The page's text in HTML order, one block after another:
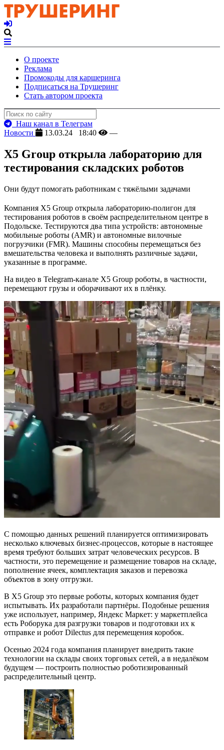
О проекте
Реклама
Промокоды для каршеринга
Подписаться на Трушеринг
Стать автором проекта
Наш канал в Телеграм
Новости
13.03.24 18:40 —
X5 Group открыла лабораторию для
тестирования складских роботов
Они будут помогать работникам с тяжёлыми задачами
Компания X5 Group открыла лабораторию-полигон для
тестирования роботов в своём распределительном центре в
Подольске. Тестируются два типа устройств: автономные
мобильные роботы (AMR) и автономные вилочные
погрузчики (FMR). Машины способны перемещаться без
вмешательства человека и выполнять различные задачи,
указанные в программе.
На видео в Telegram-канале X5 Group роботы, в частности,
перемещают грузы и оборачивают их в плёнку.
С помощью данных решений планируется оптимизировать
несколько ключевых бизнес-процессов, которые в настоящее
время требуют больших затрат человеческих ресурсов. В
частности, это перемещение и размещение товаров на складе,
пополнение ячеек, комплектация заказов и перевозка
объектов в зону отгрузки.
В X5 Group это первые роботы, которых компания будет
испытывать. Их разработали партнёры. Подобные решения
уже использует, например, Яндекс Маркет: у маркетплейса
есть Роборука для разгрузки товаров и подготовки их к
отправке и робот Dilectus для перемещения коробок.
Осенью 2024 года компания планирует внедрить такие
технологии на склады своих торговых сетей, а в недалёком
будущем — построить полностью роботизированный
распределительный центр.